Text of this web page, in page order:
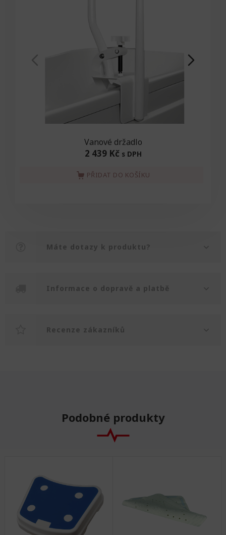
Vanové držadlo
2 439 Kč s DPH
PŘIDAT DO KOŠÍKU
Máte dotazy k produktu?
Informace o dopravě a platbě
Recenze zákazníků
Podobné produkty